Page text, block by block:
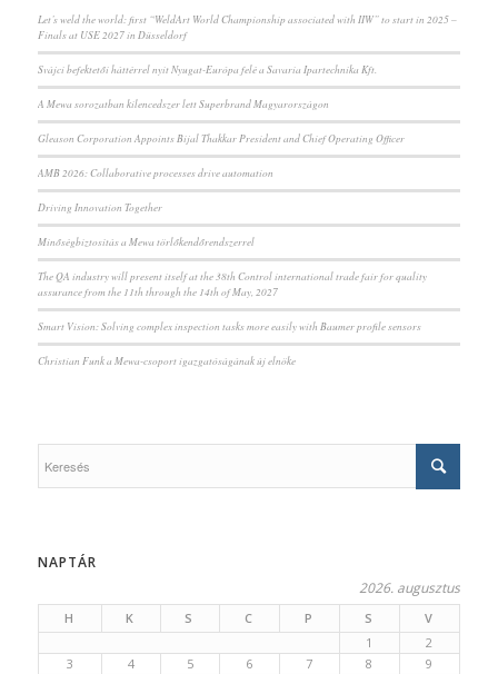
Let’s weld the world: first “WeldArt World Championship associated with IIW” to start in 2025 –
Finals at USE 2027 in Düsseldorf
Svájci befektetői háttérrel nyit Nyugat-Európa felé a Savaria Ipartechnika Kft.
A Mewa sorozatban kilencedszer lett Superbrand Magyarországon
Gleason Corporation Appoints Bijal Thakkar President and Chief Operating Officer
AMB 2026: Collaborative processes drive automation
Driving Innovation Together
Minőségbiztosítás a Mewa törlőkendőrendszerrel
The QA industry will present itself at the 38th Control international trade fair for quality
assurance from the 11th through the 14th of May, 2027
Smart Vision: Solving complex inspection tasks more easily with Baumer profile sensors
Christian Funk a Mewa-csoport igazgatóságának új elnöke
NAPTÁR
2026. augusztus
H K S C P S
V
1
2
3
4 5 6 7 8
9